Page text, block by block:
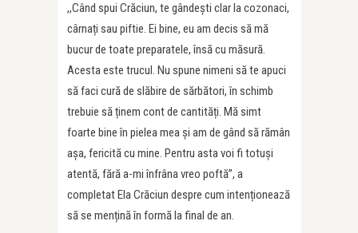
,,Când spui Crăciun, te gândești clar la cozonaci,
cârnați sau piftie. Ei bine, eu am decis să mă
bucur de toate preparatele, însă cu măsură.
Acesta este trucul. Nu spune nimeni să te apuci
să faci cură de slăbire de sărbători, în schimb
trebuie să ținem cont de cantități. Mă simt
foarte bine în pielea mea și am de gând să rămân
așa, fericită cu mine. Pentru asta voi fi totuși
atentă, fără a-mi înfrâna vreo poftă”, a
completat Ela Crăciun despre cum intenționează
să se mențină în formă la final de an.